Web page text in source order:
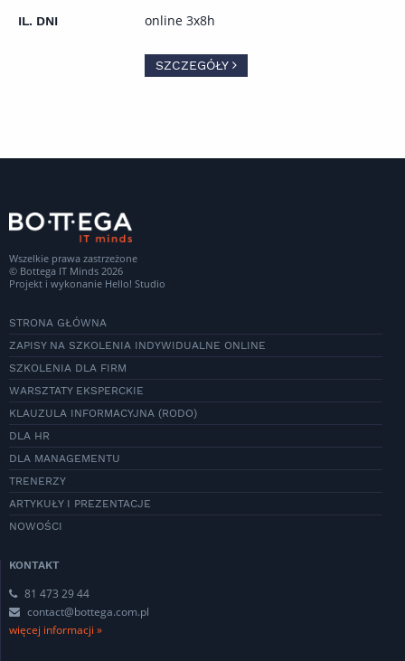
online 3x8h
SZCZEGÓŁY
Wszelkie prawa zastrzeżone
© Bottega IT Minds 2026
Projekt i wykonanie Hello! Studio
STRONA GŁÓWNA
ZAPISY NA SZKOLENIA INDYWIDUALNE ONLINE
SZKOLENIA DLA FIRM
WARSZTATY EKSPERCKIE
KLAUZULA INFORMACYJNA (RODO)
DLA HR
DLA MANAGEMENTU
TRENERZY
ARTYKUŁY I PREZENTACJE
NOWOŚCI
KONTAKT
81 473 29 44
contact@bottega.com.pl
więcej informacji »